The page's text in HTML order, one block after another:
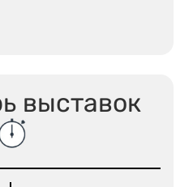
выставок